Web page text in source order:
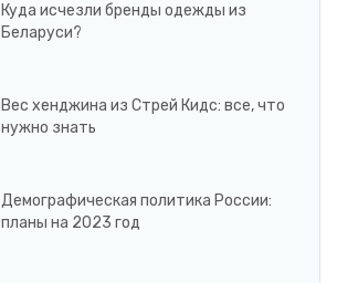
Куда исчезли бренды одежды из
Беларуси?
Вес хенджина из Стрей Кидс: все, что
нужно знать
Демографическая политика России:
планы на 2023 год